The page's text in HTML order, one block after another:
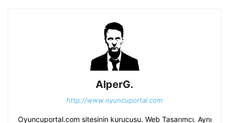
AlperG.
http://www.oyuncuportal.com
Oyuncuportal.com sitesinin kurucusu. Web Tasarımcı. Aynı